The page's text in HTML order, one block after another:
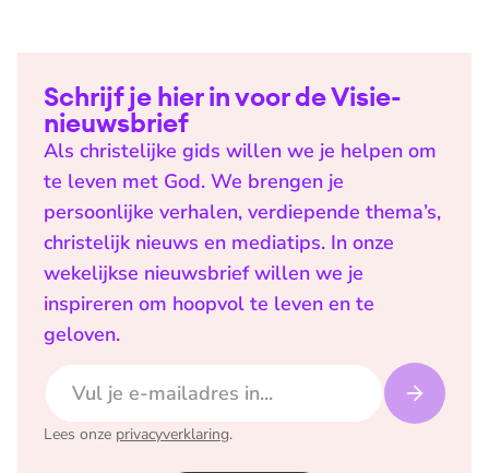
Schrijf je hier in voor de Visie-
nieuwsbrief
Als christelijke gids willen we je helpen om
te leven met God. We brengen je
persoonlijke verhalen, verdiepende thema’s,
christelijk nieuws en mediatips. In onze
wekelijkse nieuwsbrief willen we je
inspireren om hoopvol te leven en te
geloven.
Lees onze privacyverklaring.